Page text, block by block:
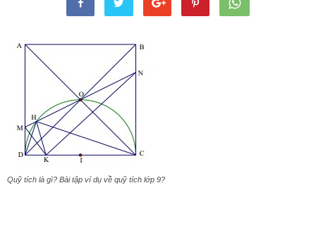
Quỹ tích là gì? Bài tập ví dụ về quỹ tích lớp 9?